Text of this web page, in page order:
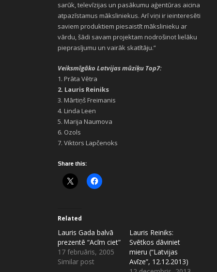
sarūk, televīzijas un pasākumu aģentūras aicina
atpazīstamus māksliniekus. Arī viņi ir ieinteresēti
saviem produktiem piesaistīt mākslinieku ar
vārdu, šādi savam projektam nodrošinot lielāku
pieprasījumu un vairāk skatītāju.”
Veiksmīgāko Latvijas mūziķu Top7:
1. Prāta Vētra
2. Lauris Reiniks
3. Mārtiņš Freimanis
4. Linda Leen
5. Marija Naumova
6. Ozols
7. Viktors Lapčenoks
Share this:
Related
Lauris Gada balvā
prezentē “Acīm ciet”
17 februāris, 2005
Similar post
Lauris Reiniks:
Svētkos dāviniet
mieru (“Latvijas
Avīze”, 12.12.2013)